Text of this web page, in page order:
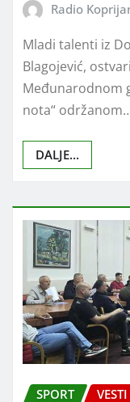
Radio
Mladi talenti iz
Blagojević,
Međunarodnom
nota“
DALJE...
SPORT VESTI